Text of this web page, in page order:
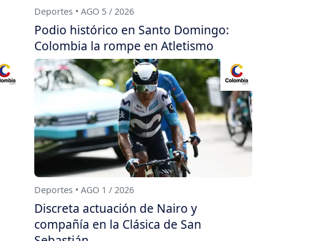
Deportes • AGO 5 / 2026
Podio histórico en Santo Domingo:
Colombia la rompe en Atletismo
Deportes • AGO 1 / 2026
Discreta actuación de Nairo y
compañía en la Clásica de San